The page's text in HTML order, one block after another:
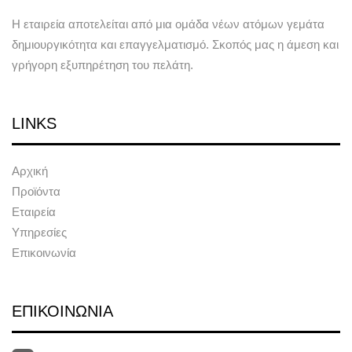
Η εταιρεία αποτελείται από μια ομάδα νέων ατόμων γεμάτα
δημιουργικότητα και επαγγελματισμό. Σκοπός μας η άμεση και
γρήγορη εξυπηρέτηση του πελάτη.
LINKS
Αρχική
Προϊόντα
Εταιρεία
Υπηρεσίες
Επικοινωνία
ΕΠΙΚΟΙΝΩΝΙΑ